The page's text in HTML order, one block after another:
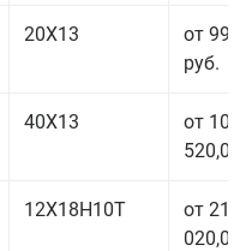
20Х13
от 99
руб.
40Х13
от 106
520,00
12Х18Н10Т
от 215
020,00